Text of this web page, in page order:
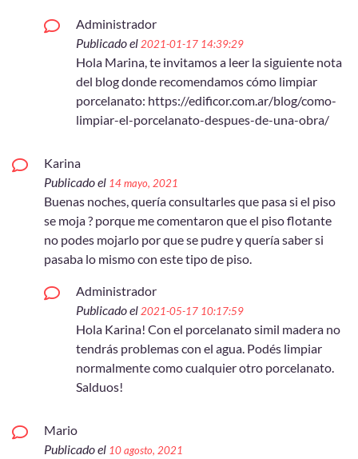
Administrador
Publicado el 2021-01-17 14:39:29
Hola Marina, te invitamos a leer la siguiente nota
del blog donde recomendamos cómo limpiar
porcelanato: https://edificor.com.ar/blog/como-
limpiar-el-porcelanato-despues-de-una-obra/
Karina
Publicado el 14 mayo, 2021
Buenas noches, quería consultarles que pasa si el piso
se moja ? porque me comentaron que el piso flotante
no podes mojarlo por que se pudre y quería saber si
pasaba lo mismo con este tipo de piso.
Administrador
Publicado el 2021-05-17 10:17:59
Hola Karina! Con el porcelanato simil madera no
tendrás problemas con el agua. Podés limpiar
normalmente como cualquier otro porcelanato.
Salduos!
Mario
Publicado el 10 agosto, 2021